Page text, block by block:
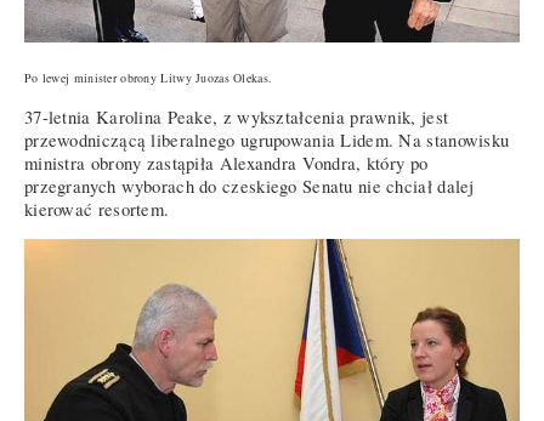
Po lewej minister obrony Litwy Juozas Olekas.
37-letnia Karolina Peake, z wykształcenia prawnik, jest
przewodniczącą liberalnego ugrupowania Lidem. Na stanowisku
ministra obrony zastąpiła Alexandra Vondra, który po
przegranych wyborach do czeskiego Senatu nie chciał dalej
kierować resortem.